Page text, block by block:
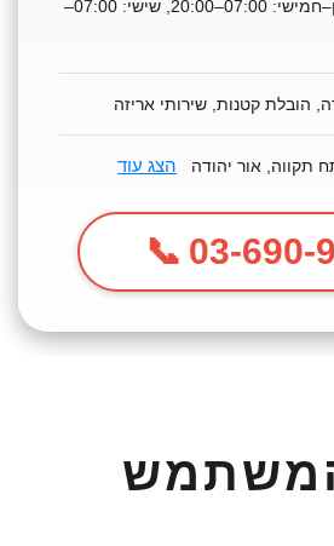
ראשון–חמישי: 07:00–20:00, שישי: 07:00–
הובלת קטנות, שירותי אריזה
תקווה, אור יהודה הצג עוד
03-690-